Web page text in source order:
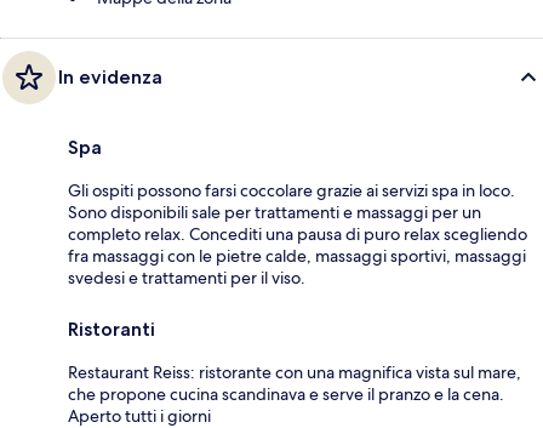
In evidenza
Spa
Gli ospiti possono farsi coccolare grazie ai servizi spa in loco.
Sono disponibili sale per trattamenti e massaggi per un
completo relax. Concediti una pausa di puro relax scegliendo
fra massaggi con le pietre calde, massaggi sportivi, massaggi
svedesi e trattamenti per il viso.
Ristoranti
Restaurant Reiss: ristorante con una magnifica vista sul mare,
che propone cucina scandinava e serve il pranzo e la cena.
Aperto tutti i giorni